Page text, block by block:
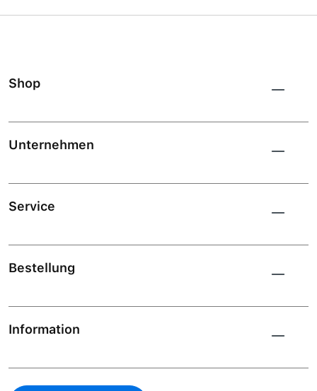
Shop
Unternehmen
Service
Bestellung
Information